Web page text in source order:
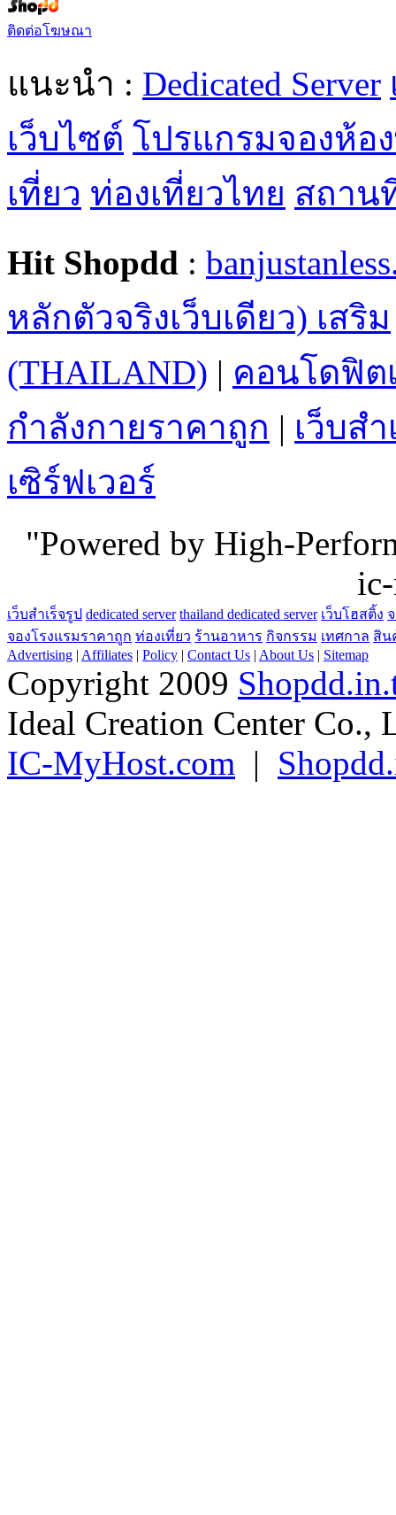
ติดต่อโฆษณา
แนะนำ : Dedicated Server
เว็บไซต์ โปรแกรมจองห้อ
เที่ยว ท่องเที่ยวไทย สถาน
Hit Shopdd :
หลักตัวจริงเว็บเดียว) เสริม
(THAILAND) | คอนโดฟิต
กำลังกายราคาถูก | เว็บส
เซิร์ฟเวอร์
"Powered by High-
เว็บสำเร็จรูป dedicated server thailand dedicated server เว็บโฮสติ้ง
จองโรงแรมราคาถูก ท่องเที่ยว ร้านอาหาร กิจกรรม เทศกาล สิน
Advertising | Affiliates | Policy | Contact Us | About Us | Sitemap
Copyright 2009
Ideal Creation Center Co.,
IC-MyHost.com |